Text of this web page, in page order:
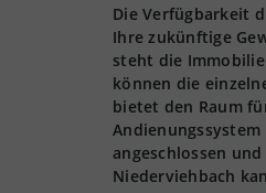
Die Verfügbarkeit
Ihre zukünftige
steht die Immobilie
können die
bietet den Raum
angeschlossen
Niederviehbach